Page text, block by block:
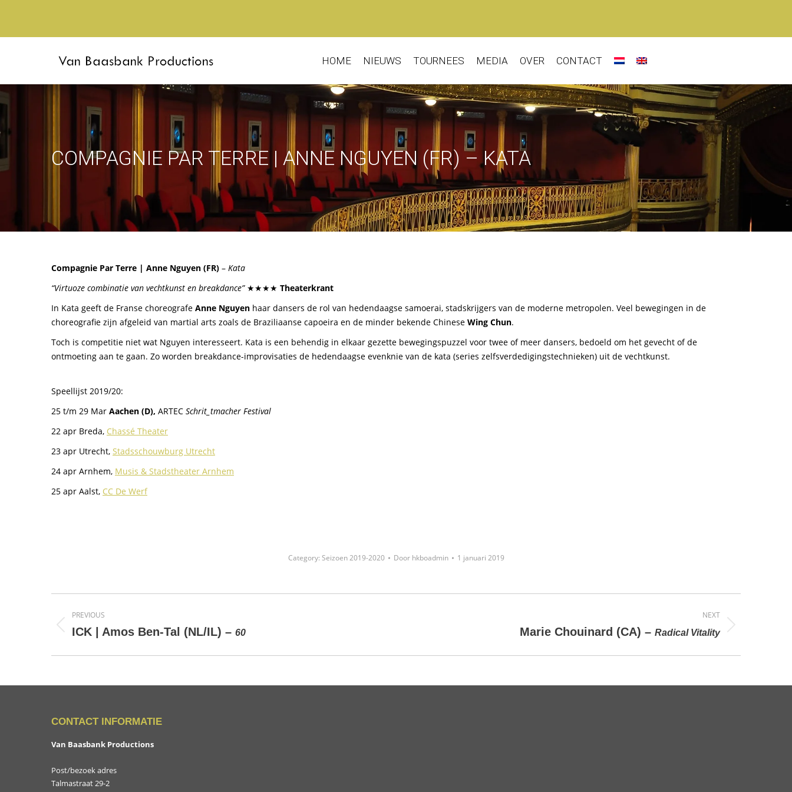
HOME NIEUWS TOURNEES MEDIA OVER CONTACT
COMPAGNIE PAR TERRE | ANNE NGUYEN (FR) –KATA
Compagnie Par Terre | Anne Nguyen (FR) – Kata
“Virtuoze combinatie van vechtkunst en breakdance” ★★★★ Theaterkrant
In Kata geeft de Franse choreografe Anne Nguyen haar dansers de rol van hedendaagse samoerai, stadskrijgers van de moderne metropolen. Veel bewegingen in de
choreografie zijn afgeleid van martial arts zoals de Braziliaanse capoeira en de minder bekende Chinese Wing Chun.
Toch is competitie niet wat Nguyen interesseert. Kata is een behendig in elkaar gezette bewegingspuzzel voor twee of meer dansers, bedoeld om het gevecht of de
ontmoeting aan te gaan. Zo worden breakdance-improvisaties de hedendaagse evenknie van de kata (series zelfsverdedigingstechnieken) uit de vechtkunst.
Speellijst 2019/20:
25 t/m 29 Mar Aachen (D), ARTEC Schrit_tmacher Festival
22 apr Breda, Chassé Theater
23 apr Utrecht, Stadsschouwburg Utrecht
24 apr Arnhem, Musis & Stadstheater Arnhem
25 apr Aalst, CC De Werf
Category: Seizoen 2019-2020 Door hkboadmin 1 januari 2019
navigation
PREVIOUS
Previous
ICK | Amos Ben-Tal (NL/IL) – 60
NEXT
Marie Chouinard (CA) – Radical Vitality
CONTACT INFORMATIE
Van Baasbank Productions
Post/bezoek adres
Talmastraat 29-2